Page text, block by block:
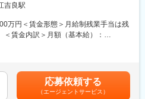
が、自社製の専用機から成り立って
務
期交渉、在庫管理などを通じてもの
だきます。将来的には管理職としてチ
、組織運営にも関与していただくこ
なる部品のリストアップと発注計画の
積依頼、価格交渉、納期調整
吉良駅
万円＜賃金形態＞月給制残業手当は残
賃金内訳＞月額（基本給）：
す。月給(月額)は固定手当を含めた表記
応募依頼する
（エージェントサービス）